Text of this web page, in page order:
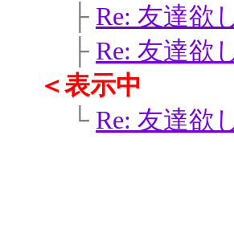
├ Re: 友達欲
├ Re: 友達欲
＜表示中
└ Re: 友達欲